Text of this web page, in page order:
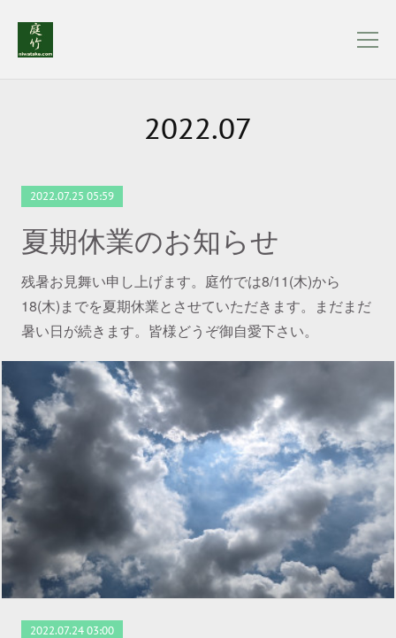
2022.07
2022.07.25 05:59
夏期休業のお知らせ
残暑お見舞い申し上げます。庭竹では8/11(木)から
18(木)までを夏期休業とさせていただきます。まだまだ
暑い日が続きます。皆様どうぞ御自愛下さい。
2022.07.24 03:00